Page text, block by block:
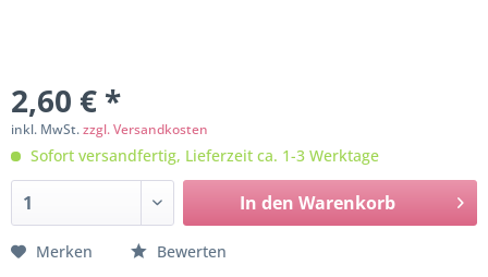
2,60 € *
inkl. MwSt.zzgl. Versandkosten
Sofort versandfertig, Lieferzeit ca. 1-3 Werktage
In den Warenkorb
Merken Bewerten